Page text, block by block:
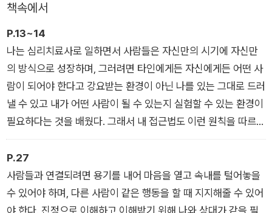
인, 친구, 동료와의 관계는 물론이고, 무엇보다도 자기 자신과의
관계를 균형 있게 유지하는 법을 배우면, 삶이 던지는 다른 까다
로운 문제들도 훨씬 더 쉽게 풀어갈 수 있을 것이다.
책속에서
P.13~14
나는 심리치료사로 일하면서 사람들은 자신만의 시기에 자신만
의 방식으로 성장하며, 그러려면 타인에게든 자신에게든 어떤 사
람이 되어야 한다고 강요받는 환경이 아닌 나를 있는 그대로 드러
낼 수 있고 내가 어떤 사람이 될 수 있는지 실험할 수 있는 환경이
필요하다는 것을 배웠다. 그래서 내 접근법도 이런 원칙을 따르고
있다. 내가 정의하는 좋은 조언이란 상대가 늘 알고 있었지만 명
확하게 표현하지 못했던 것을 말로 정리해주는 것이다. 늘 옳은
사람은 없다. 나도 늘 옳지는 않다. 자기가 늘 옳다고 생각하는 사
람을 만나면 머릿속에 비상벨이 울려야 한다. 늘 옳은 사람은 우
리를 어떻게든 늘 틀린 사람으로 만들며 유쾌하지 않은 상황을 만
P.27
사람들과 연결되려면 용기를 내어 마음을 열고 속내를 털어놓을
수 있어야 하며, 다른 사람이 같은 행동을 할 때 지지해줄 수 있어
야 한다. 진정으로 이해하고 이해받기 위해 나와 상대가 같을 필